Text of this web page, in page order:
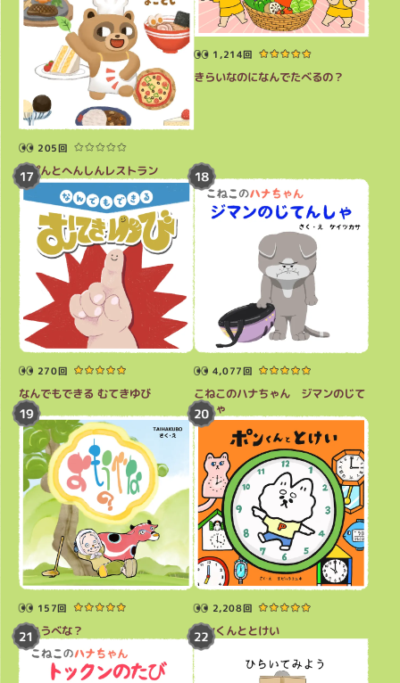
205回
ぽぽんとへんしんレストラン
1,214回
きらいなのになんでたべるの？
270回
なんでもできる むてきゆび
4,077回
こねこのハナちゃん ジマンのじて
んしゃ
157回
おもうべな？
2,208回
ポンくんととけい